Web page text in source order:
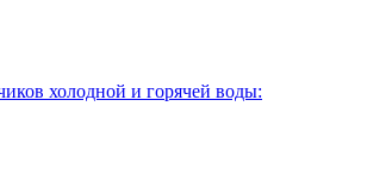
холодной и горячей воды: